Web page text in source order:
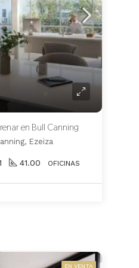
en Bull Canning
Ezeiza
41.00 OFICINAS
EN VENTA